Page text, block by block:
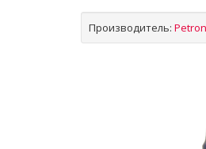
Производитель: